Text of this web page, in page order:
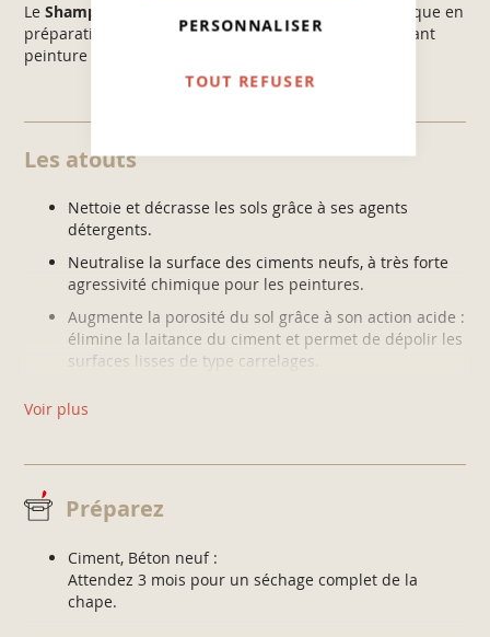
PERSONNALISER
TOUT REFUSER
Le Shampooing actif Ciment Béton Carrelage
s'applique en
préparation sur sols intérieurs et extérieurs bruts avant
peinture : ciment, béton, brique ou carrelage.
Les atouts
Nettoie et décrasse les sols grâce à ses agents
détergents.
Neutralise la surface des ciments neufs, à très forte
agressivité chimique pour les peintures.
Augmente la porosité du sol grâce à son action acide :
élimine la laitance du ciment et permet de dépolir les
surfaces lisses de type carrelages.
Voir plus
Préparez
Ciment, Béton neuf :
Attendez 3 mois pour un séchage complet de la
chape.